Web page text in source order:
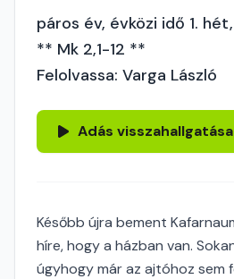
páros év, évközi idő 1.
** Mk 2,1-12 **
Felolvassa: Varga László
Adás visszahallgatása
Később újra bement
híre, hogy a házban van.
úgyhogy már az ajtóhoz sem